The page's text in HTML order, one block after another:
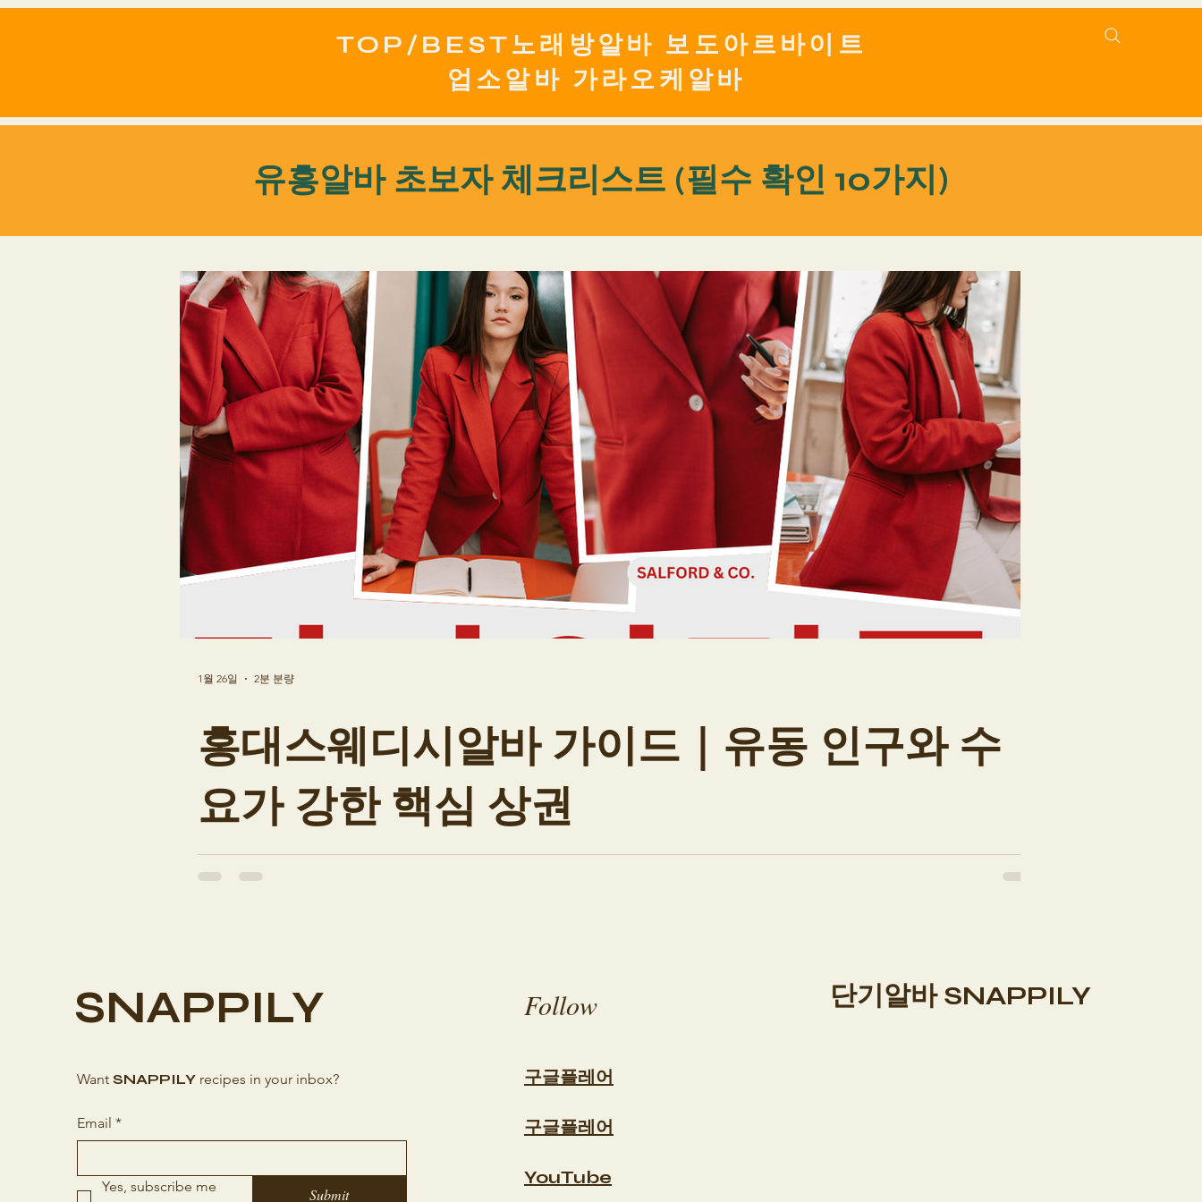
TOP​/BEST노래방알바 보도아르바이트
업소알바 가라오케알바
유흥알바초보자 체크리스트 (필수 확인 10가지)
홍대스웨디시알바 가이드｜유동 인구와 수
요가 강한 핵심 상권
홍대 스웨디시알바 는 서울 내에서도 가장 활발한 유동 인구와 트렌디한 상권을 기반으로 꾸준한 수요를 유지하는 알바
형태다. 홍대입구역을 중심으로 형성된 상권은 낮과 밤의 분위기가 확연히 다르며, 홍대스웨디시알바 특히 저녁 이후
요가 강하고, 공덕·마포역 인근은 오피스 중심 상권으로 평일 수요가 안정적이다. 이러한 구조 덕분에 특정 요일이나 시
간대에 치우치지 않고 꾸준한 근무가 가능하다. 스웨디시알바 근무 환경 마포구 스웨디시 매장은 전반적으로 관리 중심
·감각적인 인테리어 를 갖춘 곳이 많다. 젊은 상권 특성상 트
1월 26일 2분 분량
SNAPPILY
Want SNAPPILYrecipes in your inbox?
Email *
Yes, subscribe me
Submit
Follow
구글플레어
구글플레어
YouTube
단기알바 SNAPPILY